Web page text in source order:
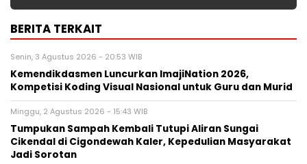
BERITA TERKAIT
Senin, 3 Agustus 2026 - 20:53 WIB
Kemendikdasmen Luncurkan ImajiNation 2026,
Kompetisi Koding Visual Nasional untuk Guru dan Murid
Minggu, 2 Agustus 2026 - 15:43 WIB
Tumpukan Sampah Kembali Tutupi Aliran Sungai
Cikendal di Cigondewah Kaler, Kepedulian Masyarakat
Jadi Sorotan